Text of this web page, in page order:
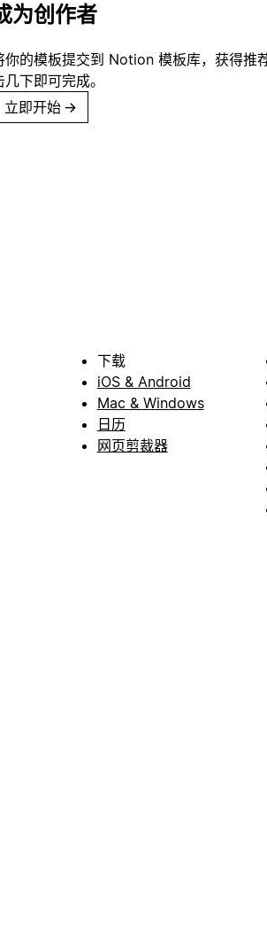
为创作者
你的模板提交到 Notion 模板库，获得
几下即可完成。
立即开始 →
下载
iOS & Android
Mac & Windows
日历
网页剪裁器